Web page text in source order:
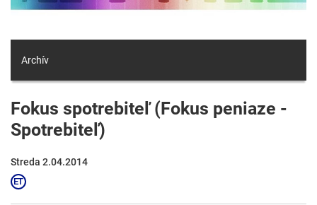
Archív
Fokus spotrebiteľ (Fokus peniaze -
Spotrebiteľ)
Streda 2.04.2014